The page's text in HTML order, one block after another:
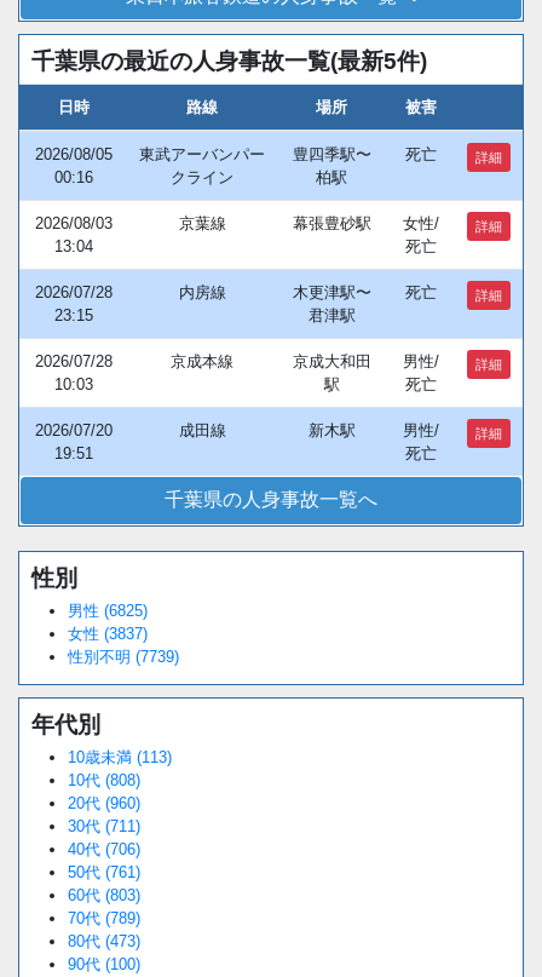
千葉県の最近の人身事故一覧(最新5件)
日時 路線 場所 被害
2026/08/05
00:16
東武アーバンパー
クライン
豊四季駅〜
柏駅
死亡 詳細
2026/08/03
13:04
京葉線 幕張豊砂駅
女性/
死亡
詳細
2026/07/28
23:15
内房線
木更津駅〜
君津駅
死亡 詳細
2026/07/28
10:03
京成本線
京成大和田
駅
男性/
死亡
詳細
2026/07/20
19:51
成田線 新木駅
男性/
死亡
詳細
千葉県の人身事故一覧へ
Unmute
性別
男性 (6825)
女性 (3837)
性別不明 (7739)
年代別
10歳未満 (113)
10代 (808)
20代 (960)
30代 (711)
40代 (706)
50代 (761)
60代 (803)
70代 (789)
80代 (473)
90代 (100)